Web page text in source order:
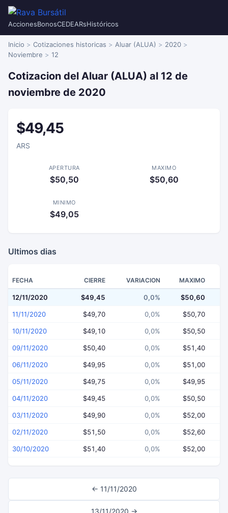
AccionesBonosCEDEARsHistóricos
Inicio Cotizaciones historicas Aluar (ALUA)
2020
Noviembre
12
Cotizacion del Aluar (ALUA) al 12 de
noviembre de 2020
$49,45
ARS
APERTURA
$50,50
MAXIMO
$50,60
MINIMO
$49,05
Ultimos dias
FECHA CIERRE VARIACION MAXIMO
12/11/2020 $49,45 0,0% $50,60
11/11/2020 $49,70 0,0% $50,70
10/11/2020 $49,10 0,0% $50,50
09/11/2020 $50,40 0,0% $51,40
06/11/2020 $49,95 0,0% $51,00
05/11/2020 $49,75 0,0% $49,95
04/11/2020 $49,45 0,0% $50,50
03/11/2020 $49,90 0,0% $52,00
02/11/2020 $51,50 0,0% $52,60
30/10/2020 $51,40 0,0% $52,00
← 11/11/2020
13/11/2020 →